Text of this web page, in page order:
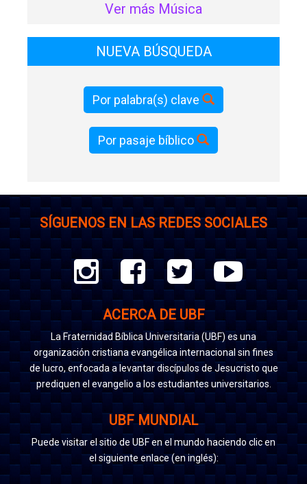
Ver más Música
NUEVA BÚSQUEDA
Por palabra(s) clave
Por pasaje bíblico
SÍGUENOS EN LAS REDES SOCIALES
ACERCA DE UBF
La Fraternidad Bíblica Universitaria (UBF) es una
organización cristiana evangélica internacional sin fines
de lucro, enfocada a levantar discípulos de Jesucristo que
prediquen el evangelio a los estudiantes universitarios.
UBF MUNDIAL
Puede visitar el sitio de UBF en el mundo haciendo clic en
el siguiente enlace (en inglés):